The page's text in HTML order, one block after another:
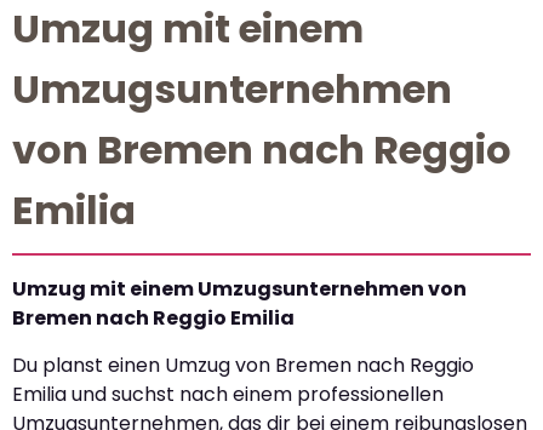
Umzug mit einem
Umzugsunternehmen
von Bremen nach Reggio
Emilia
Umzug mit einem Umzugsunternehmen von
Bremen nach Reggio Emilia
Du planst einen Umzug von Bremen nach Reggio
Emilia und suchst nach einem professionellen
Umzugsunternehmen, das dir bei einem reibungslosen